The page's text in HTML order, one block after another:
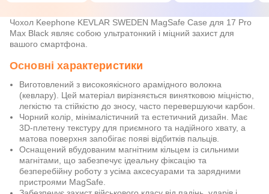
Чохол Keephone KEVLAR SWEDEN MagSafe Case для 17 Pro
Max Black являє собою ультратонкий і міцний захист для
вашого смартфона.
Основні характеристики
Виготовлений з високоякісного арамідного волокна
(кевлару). Цей матеріал вирізняється винятковою міцністю,
легкістю та стійкістю до зносу, часто перевершуючи карбон.
Чорний колір, мінімалістичний та естетичний дизайн. Має
3D-плетену текстуру для приємного та надійного хвату, а
матова поверхня запобігає появі відбитків пальців.
Оснащений вбудованим магнітним кільцем із сильними
магнітами, що забезпечує ідеальну фіксацію та
безперебійну роботу з усіма аксесуарами та зарядними
пристроями MagSafe.